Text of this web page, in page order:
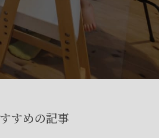
すめの記事
件についての
らから